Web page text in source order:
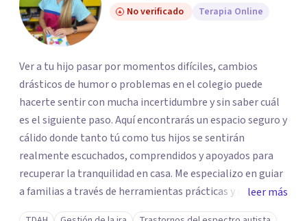
No verificado Terapia Online
Ver a tu hijo pasar por momentos difíciles, cambios
drásticos de humor o problemas en el colegio puede
hacerte sentir con mucha incertidumbre y sin saber cuál
es el siguiente paso. Aquí encontrarás un espacio seguro y
cálido donde tanto tú como tus hijos se sentirán
realmente escuchados, comprendidos y apoyados para
recuperar la tranquilidad en casa. Me especializo en guiar
a familias a través de herramientas prácticas y dinámicas
adaptadas a la edad de cada menor, dejando de lado las
leer más